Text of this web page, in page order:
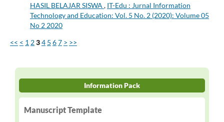
HASIL BELAJAR SISWA , IT-Edu : Jurnal Information
Technology and Education: Vol. 5 No. 2 (2020): Volume 05
No 2 2020
<< < 1 234 5 67 > >>
Information Pack
Manuscript Template